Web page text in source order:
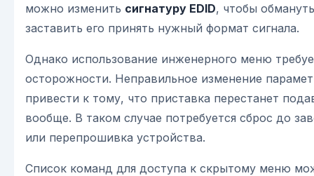
можно изменить сигнатуру EDID, чтобы
заставить его принять нужный формат сигнала.
Однако использование инженерного меню
осторожности. Неправильное изменение
привести к тому, что приставка перестанет
вообще. В таком случае потребуется сброс до
или перепрошивка устройства.
Список команд для доступа к скрытому меню